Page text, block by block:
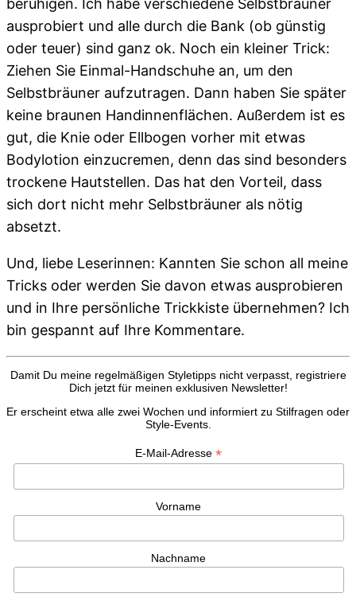
beruhigen. Ich habe verschiedene Selbstbräuner
ausprobiert und alle durch die Bank (ob günstig
oder teuer) sind ganz ok. Noch ein kleiner Trick:
Ziehen Sie Einmal-Handschuhe an, um den
Selbstbräuner aufzutragen. Dann haben Sie später
keine braunen Handinnenflächen. Außerdem ist es
gut, die Knie oder Ellbogen vorher mit etwas
Bodylotion einzucremen, denn das sind besonders
trockene Hautstellen. Das hat den Vorteil, dass
sich dort nicht mehr Selbstbräuner als nötig
absetzt.
Und, liebe Leserinnen: Kannten Sie schon all meine
Tricks oder werden Sie davon etwas ausprobieren
und in Ihre persönliche Trickkiste übernehmen? Ich
bin gespannt auf Ihre Kommentare.
Damit Du meine regelmäßigen Styletipps nicht verpasst, registriere
Dich jetzt für meinen exklusiven Newsletter!
Er erscheint etwa alle zwei Wochen und informiert zu Stilfragen oder
Style-Events.
E-Mail-Adresse *
Vorname
Nachname